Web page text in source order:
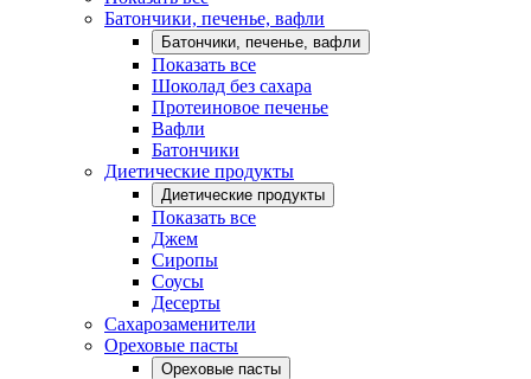
Батончики, печенье, вафли
Батончики, печенье, вафли
Показать все
Шоколад без сахара
Протеиновое печенье
Вафли
Батончики
Диетические продукты
Диетические продукты
Показать все
Джем
Сиропы
Соусы
Десерты
Сахарозаменители
Ореховые пасты
Ореховые пасты